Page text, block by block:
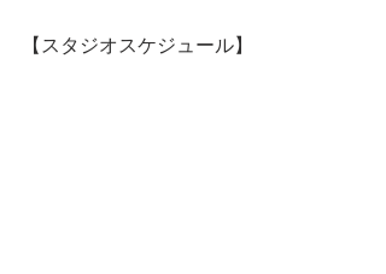
【スタジオスケジュール】